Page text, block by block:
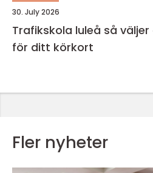
30. July 2026
Trafikskola luleå så väljer du rätt utbildning
för ditt körkort
Fler nyheter